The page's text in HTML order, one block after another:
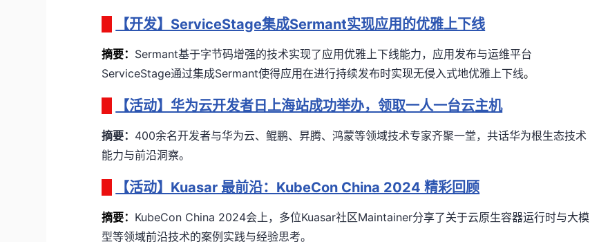
【开发】ServiceStage集成Sermant实现应用的优雅上下线
摘要： Sermant基于字节码增强的技术实现了应用优雅上下线能力，应用发布与运维平台
ServiceStage通过集成Sermant使得应用在进行持续发布时实现无侵入式地优雅上下线。
【活动】华为云开发者日上海站成功举办，领取一人一台云主机
摘要： 400余名开发者与华为云、鲲鹏、昇腾、鸿蒙等领域技术专家齐聚一堂，共话华为根生态技术
能力与前沿洞察。
【活动】Kuasar 最前沿：KubeCon China 2024 精彩回顾
摘要： KubeCon China 2024会上，多位Kuasar社区Maintainer分享了关于云原生容器运行时与大模
型等领域前沿技术的案例实践与经验思考。